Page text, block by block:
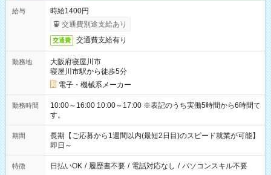
給与
時給1400円
交通費別途支給あり
交通費 交通費支給有り
勤務地
大阪府寝屋川市
寝屋川市駅から徒歩5分
電子・機械系メーカー
勤務時間
10:00～16:00 10:00～17:00 ※表記のうち実働5時間から6時間で
す。
期間
長期【ご応募から1週間以内(最短2日目)のスピード就業が可能】
即日～
特徴 日払いOK / 履歴書不要 / 電話対応なし / パソコンスキル不要